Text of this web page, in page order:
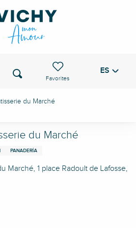
Voir les favoris
Buscar ES
du Marché
du Marché
PANADERÍA
Marché, 1 place Radoult de Lafosse,
favoris